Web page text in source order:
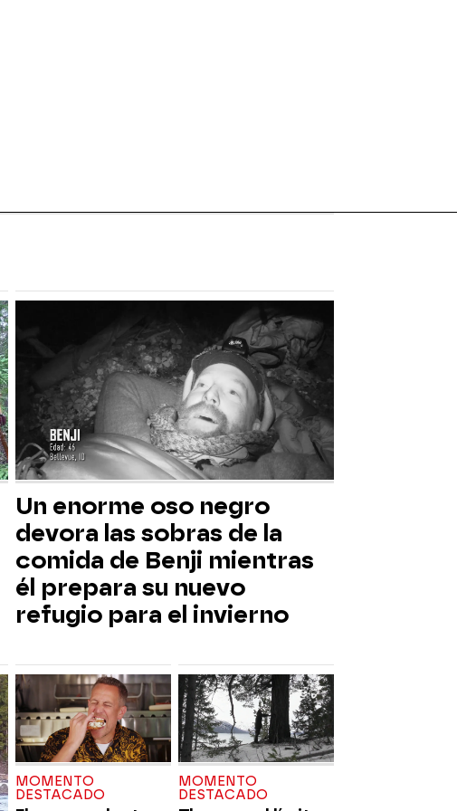
Un enorme oso negro
devora las sobras de la
comida de Benji mientras
él prepara su nuevo
refugio para el invierno
MOMENTO
DESTACADO
MOMENTO
DESTACADO